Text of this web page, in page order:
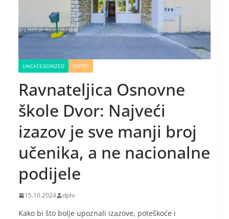
UNCATEGORIZED VIJESTI
Ravnateljica Osnovne
škole Dvor: Najveći
izazov je sve manji broj
učenika, a ne nacionalne
podijele
15.10.2024 dphr
Kako bi što bolje upoznali izazove, poteškoće i